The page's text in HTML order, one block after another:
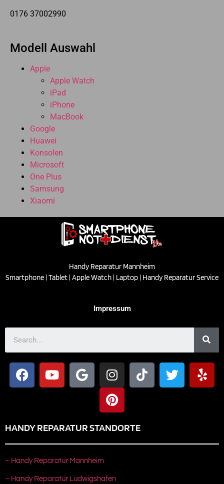
0176 37002990
Modell Auswahl
Apple
Apple Watch
iPad
iPhone
MacBook
Google
Huawei
Konsolen
Microsoft
One Plus
Samsung
Xiaomi
Handy Reparatur Mannheim
Smartphone | Tablet | Apple Watch | Laptop | Handy Reparatur Service
Impressum
HANDY REPARATUR STANDORTE
– Handy Reparatur Mannheim
– Handy Reparatur Ludwigshafen